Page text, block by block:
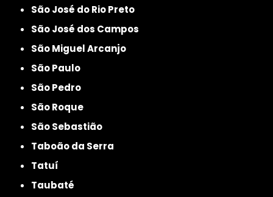
São José do Rio Preto
São José dos Campos
São Miguel Arcanjo
São Paulo
São Pedro
São Roque
São Sebastião
Taboão da Serra
Tatuí
Taubaté